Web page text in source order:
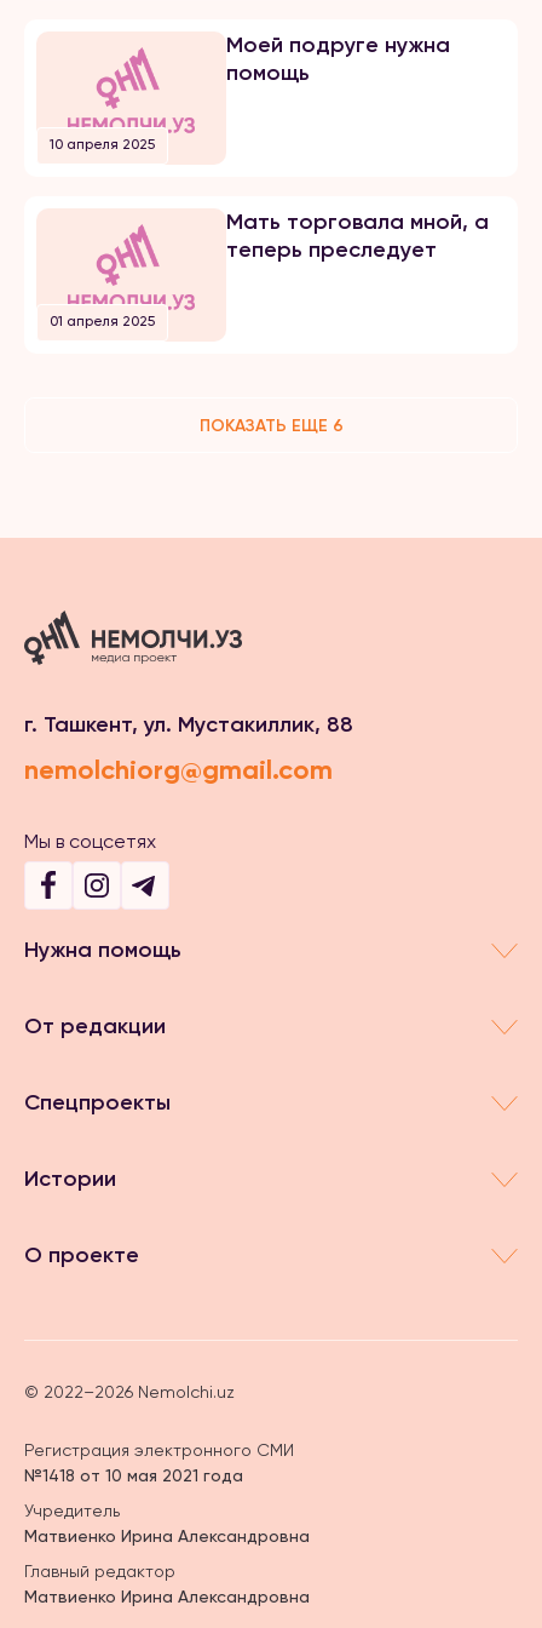
10 апреля 2025
Моей подруге нужна
помощь
01 апреля 2025
Мать торговала мной, а
теперь преследует
ПОКАЗАТЬ ЕЩЕ 6
г. Ташкент, ул. Мустакиллик, 88
nemolchiorg@gmail.com
Мы в соцсетях
Нужна помощь
От редакции
Спецпроекты
Истории
О проекте
© 2022–2026 Nemolchi.uz
Регистрация электронного СМИ
№1418 от 10 мая 2021 года
Учредитель
Матвиенко Ирина Александровна
Главный редактор
Матвиенко Ирина Александровна